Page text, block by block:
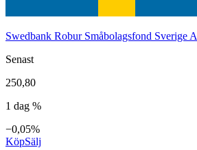
Swedbank Robur Småbolagsfond Sverige A
Senast
250,80
1 dag %
−0,05%
KöpSälj